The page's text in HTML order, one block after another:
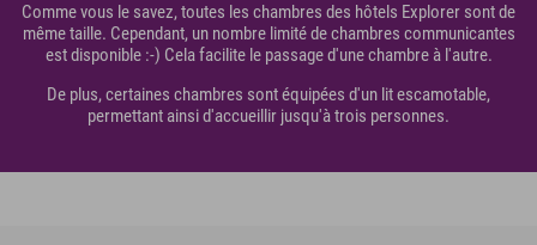
Comme vous le savez, toutes les chambres des hôtels Explorer sont de
même taille. Cependant, un nombre limité de chambres communicantes
est disponible :-) Cela facilite le passage d'une chambre à l'autre.
De plus, certaines chambres sont équipées d'un lit escamotable,
permettant ainsi d'accueillir jusqu'à trois personnes.